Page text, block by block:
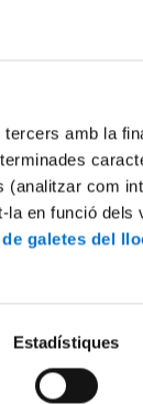
amb la
com
la en funció
galetes del
Estadístiques
de La
de Biologia
2018